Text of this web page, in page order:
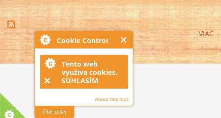
Cookie Control
Tento web
využíva cookies.
SÚHLASÍM
About this tool
čítať ďalej
VIAC